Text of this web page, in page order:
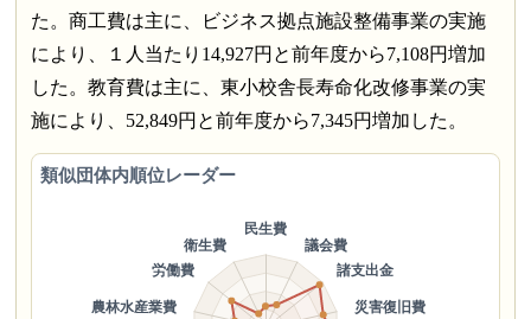
た。商工費は主に、ビジネス拠点施設整備事業の実施
により、１人当たり14,927円と前年度から7,108円増加
した。教育費は主に、東小校舎長寿命化改修事業の実
施により、52,849円と前年度から7,345円増加した。
類似団体内順位レーダー